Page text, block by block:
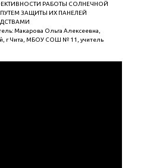
РАБОТЫ СОЛНЕЧНОЙ
ЗАЩИТЫ ИХ ПАНЕЛЕЙ
Макарова Ольга Алексеевна,
г Чита, МБОУ СОШ № 11, учитель